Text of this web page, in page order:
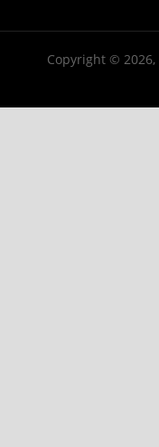
Copyright © 2026,